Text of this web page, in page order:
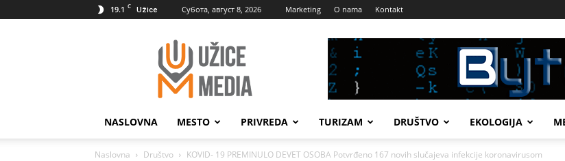
19.1 C Užice Субота, август 8, 2026 Marketing O nama Kontakt
UžiceMedia
NASLOVNA MESTO PRIVREDA TURIZAM DRUŠTVO EKOLOGIJA
Naslovna Društvo KOVID- 19 PREMINULO DEVET OSOBA Potvrđeno 167 novih slučajeva infekcije koronavirusom